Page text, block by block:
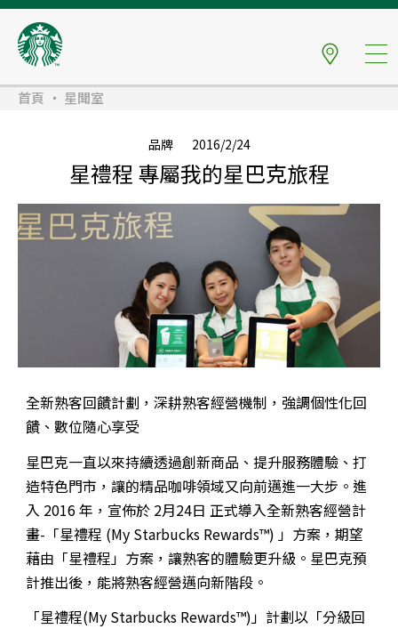
首頁 星聞室
品牌 2016/2/24
星禮程 專屬我的星巴克旅程
全新熟客回饋計劃，深耕熟客經營機制，強調個性化回
饋、數位隨心享受
星巴克一直以來持續透過創新商品、提升服務體驗、打
造特色門市，讓的精品咖啡領域又向前邁進一大步。進
入 2016 年，宣佈於 2月24日 正式導入全新熟客經營計
畫-「星禮程 (My Starbucks Rewards™) 」方案，期望
藉由「星禮程」方案，讓熟客的體驗更升級。星巴克預
計推出後，能將熟客經營邁向新階段。
「星禮程(My Starbucks Rewards™)」計劃以「分級回